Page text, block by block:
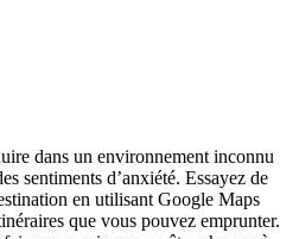
dans un environnement inconnu
sentiments d’anxiété. Essayez de
en utilisant Google Maps
que vous pouvez emprunter.